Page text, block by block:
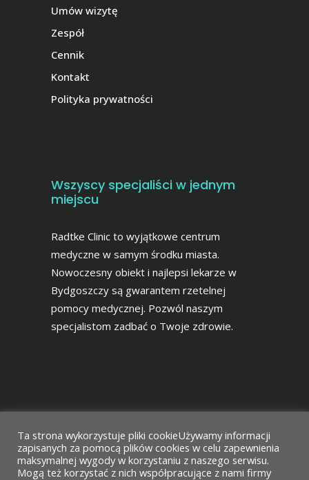
Umów wizytę
Zespół
Cennik
Kontakt
Polityka prywatności
Wszyscy specjaliści w jednym
miejscu
Radtke Clinic to wyjątkowe centrum
medyczne w samym środku miasta.
Nowoczesny obiekt i najlepsi lekarze w
Bydgoszczy są gwarantem rzetelnej
pomocy medycznej. Pozwól naszym
specjalistom zadbać o Twoje zdrowie.
Projekt i wykonanieAgencja Reklamowa
Ta strona wykorzystuje pliki cookieUżywamy informacji
zapisanych za pomocą plików cookies w celu zapewnienia
maksymalnej wygody w korzystaniu z naszego serwisu.
Mogą też korzystać z nich współpracujące z nami firmy